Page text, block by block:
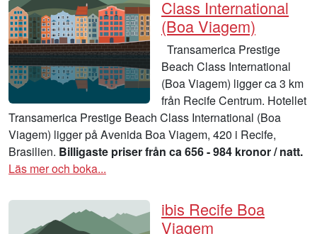
Class International
(Boa Viagem)
Transamerica Prestige
Beach Class International
(Boa Viagem) ligger ca 3 km
från Recife Centrum. Hotellet
Transamerica Prestige Beach Class International (Boa
Viagem) ligger på Avenida Boa Viagem, 420 i Recife,
Brasilien. Billigaste priser från ca 656 - 984 kronor / natt.
Läs mer och boka...
ibis Recife Boa
Viagem